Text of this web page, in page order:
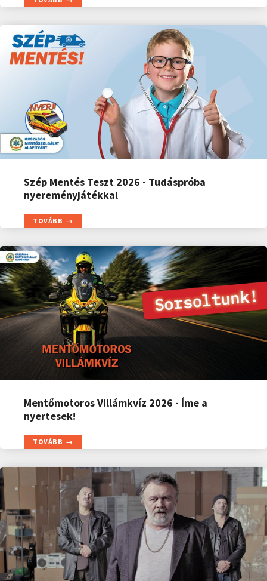
Szép Mentés Teszt 2026 - Tudáspróba
nyereményjátékkal
TOVÁBB
Mentőmotoros Villámkvíz 2026 - Íme a
nyertesek!
TOVÁBB